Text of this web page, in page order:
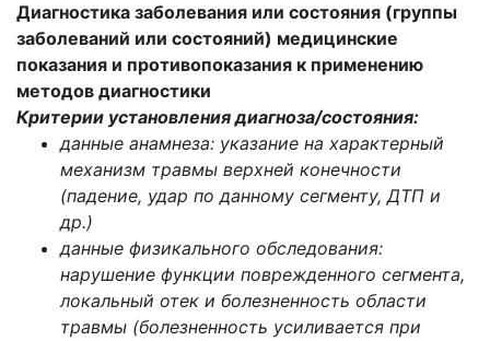
Диагностика заболевания или состояния (группы
заболеваний или состояний) медицинские
показания и противопоказания к применению
методов диагностики
Критерии установления диагноза/состояния:
данные анамнеза: указание на характерный
механизм травмы верхней конечности
(падение, удар по данному сегменту, ДТП и
др.)
данные физикального обследования:
нарушение функции поврежденного сегмента,
локальный отек и болезненность области
травмы (болезненность усиливается при